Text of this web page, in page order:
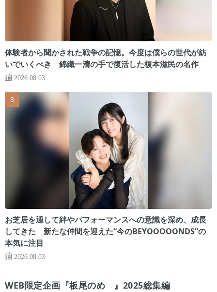
体験者から聞かされた戦争の記憶。今度は僕らの世代が紡
いでいくべき 錦織一清の手で復活した榎本滋民の名作
2026.08.03
お芝居を通して絆やパフォーマンスへの意識を深め、成長
してきた 新たな仲間を迎えた“今のBEYOOOOONDS”の
本気に注目
2026.08.03
WEB限定企画『板尾のめ゙』2025総集編